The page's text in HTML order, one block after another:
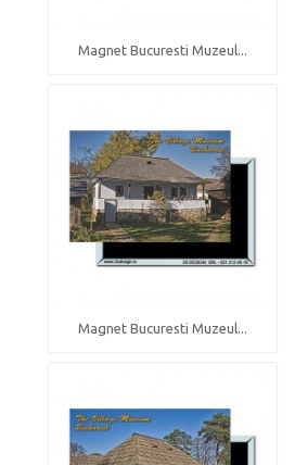
Magnet Bucuresti Muzeul...
Magnet Bucuresti Muzeul...